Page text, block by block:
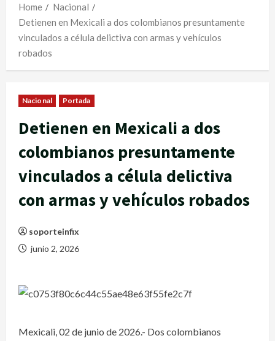
Home
Nacional
Detienen en Mexicali a dos colombianos presuntamente
vinculados a célula delictiva con armas y vehículos
robados
Nacional Portada
Detienen en Mexicali a dos
colombianos presuntamente
vinculados a célula delictiva
con armas y vehículos robados
soporteinfix
junio 2, 2026
Mexicali, 02 de junio de 2026.- Dos colombianos